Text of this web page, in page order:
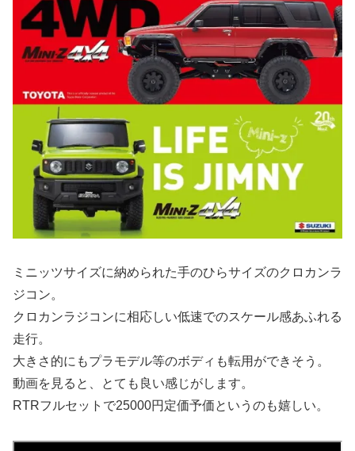
ミニッツサイズに納められた手のひらサイズのクロカンラ
ジコン。
クロカンラジコンに相応しい低速でのスケール感あふれる
走行。
大きさ的にもプラモデル等のボディも転用ができそう。
動画を見ると、とても良い感じがします。
RTRフルセットで25000円定価予価というのも嬉しい。